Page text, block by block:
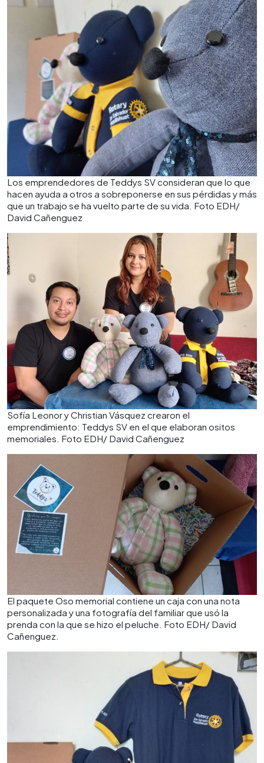
Los emprendedores de Teddys SV consideran que lo que
hacen ayuda a otros a sobreponerse en sus pérdidas y más
que un trabajo se ha vuelto parte de su vida. Foto EDH/
David Cañenguez
Sofía Leonor y Christian Vásquez crearon el
emprendimiento: Teddys SV en el que elaboran ositos
memoriales. Foto EDH/ David Cañenguez
El paquete Oso memorial contiene un caja con una nota
personalizada y una fotografía del familiar que usó la
prenda con la que se hizo el peluche. Foto EDH/ David
Cañenguez.